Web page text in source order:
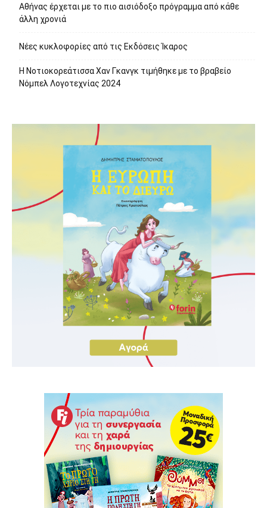
Αθήνας έρχεται με το πιο αισιόδοξο πρόγραμμα από κάθε
άλλη χρονιά
Νέες κυκλοφορίες από τις Εκδόσεις Ίκαρος
Η Νοτιοκορεάτισσα Χαν Γκανγκ τιμήθηκε με το βραβείο
Νόμπελ Λογοτεχνίας 2024